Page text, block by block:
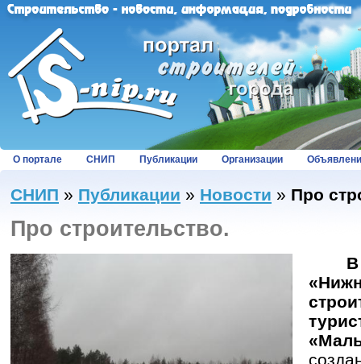
О портале СНИП Публикации Организации
СНИП » Публикации » Новости » Про
Про строительство.